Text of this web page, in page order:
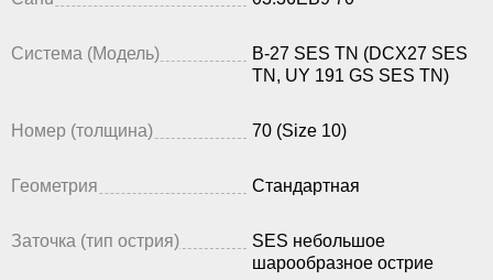
Система (Модель)
B-27 SES TN (DCX27 SES
TN, UY 191 GS SES TN)
Номер (толщина) 70 (Size 10)
Геометрия Стандартная
Заточка (тип острия)
SES небольшое
шарообразное острие